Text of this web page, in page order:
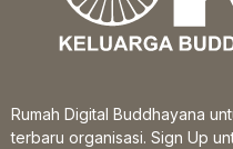
Rumah Digital Buddhayana
terbaru organisasi. Sign Up